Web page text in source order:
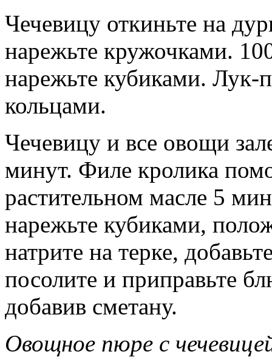
Чечевицу откиньте на
нарежьте кружочками.
нарежьте кубиками. Лук-
кольцами.
Чечевицу и все овощи
минут. Филе кролика
растительном масле 5
нарежьте кубиками,
натрите на терке,
посолите и приправьте
добавив сметану.
Овощное пюре с